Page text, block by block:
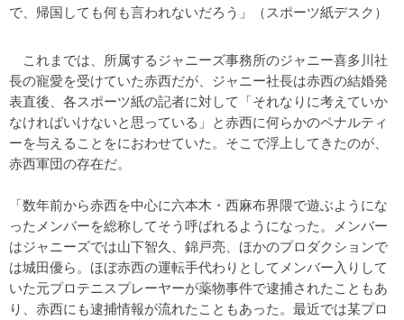
で、帰国しても何も言われないだろう」（スポーツ紙デスク）
これまでは、所属するジャニーズ事務所のジャニー喜多川社
長の寵愛を受けていた赤西だが、ジャニー社長は赤西の結婚発
表直後、各スポーツ紙の記者に対して「それなりに考えていか
なければいけないと思っている」と赤西に何らかのペナルティ
ーを与えることをにおわせていた。そこで浮上してきたのが、
赤西軍団の存在だ。
「数年前から赤西を中心に六本木・西麻布界隈で遊ぶようにな
ったメンバーを総称してそう呼ばれるようになった。メンバー
はジャニーズでは山下智久、錦戸亮、ほかのプロダクションで
は城田優ら。ほぼ赤西の運転手代わりとしてメンバー入りして
いた元プロテニスプレーヤーが薬物事件で逮捕されたこともあ
り、赤西にも逮捕情報が流れたこともあった。最近では某プロ